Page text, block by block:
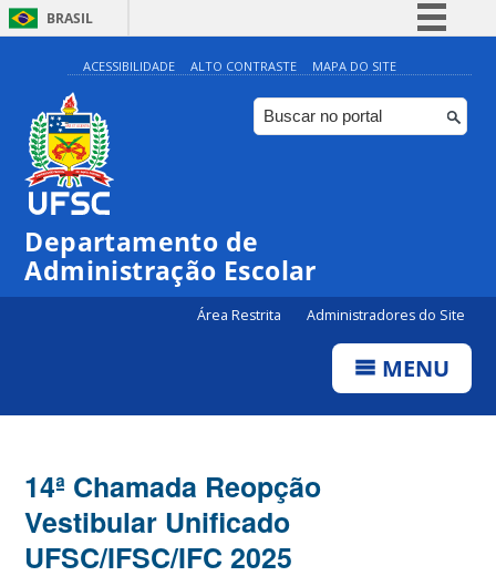
BRASIL
Simplifique!
Comunica BR
Participe
ACESSIBILIDADE ALTO CONTRASTE MAPA DO SITE
Departamento de
Administração Escolar
Área Restrita Administradores do Site
MENU
14ª Chamada Reopção
Vestibular Unificado
UFSC/IFSC/IFC 2025